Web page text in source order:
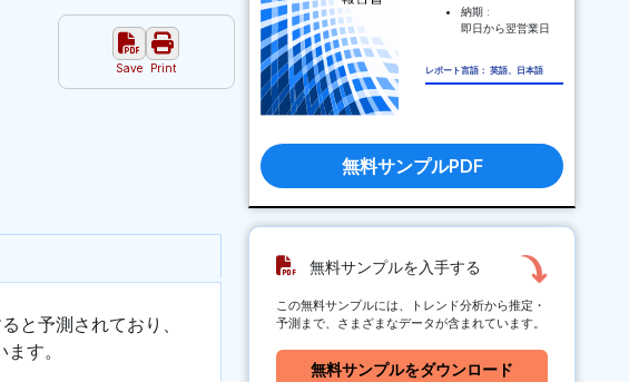
Save Print
と予測されており、
す。
納期 :
即日から翌営業日
レポート言語： 英語、日本語
無料サンプルPDF
無料サンプルを入手する
この無料サンプルには、トレンド分析から推定・
予測まで、さまざまなデータが含まれています。
無料サンプルをダウンロード